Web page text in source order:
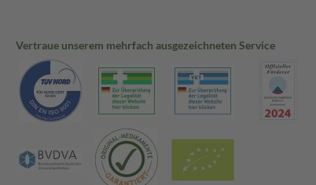
Vertraue unserem mehrfach ausgezeichneten Service